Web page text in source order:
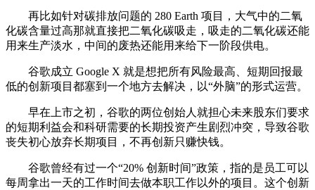
再比如针对碳排放问题的 280 Earth 项目，大气中的二氧
化碳含量过高那就直接把二氧化碳吸走，吸走的二氧化碳还能
用来生产淡水，中间的废热还能用来给下一阶段供电。
谷歌成立 Google X 就是想把所有风险最高、短期回报最
低的创新项目都塞到一个地方去解决，以“外脑”的形式运营。
早在上市之初，谷歌的两位创始人就担心未来股东们要求
的短期利益会和科研需要的长期投资产生剧烈冲突，导致谷歌
丧失初心放弃长期项目，不再创新只赚快钱。
谷歌曾经有过一个“20% 创新时间”政策，指的是员工可以
每周拿出一天的工作时间去做本职工作以外的项目。这个创新